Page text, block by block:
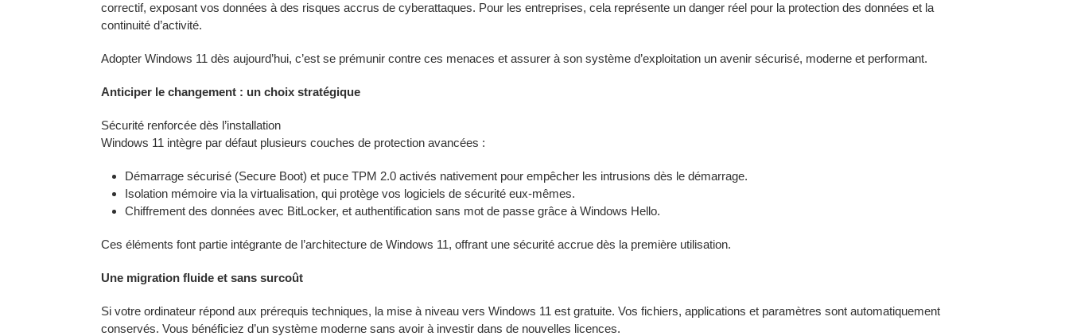
correctif, exposant vos données à des risques accrus de cyberattaques. Pour les entreprises, cela représente un danger réel pour la protection des données et la
continuité d’activité.
Adopter Windows 11 dès aujourd’hui, c’est se prémunir contre ces menaces et assurer à son système d’exploitation un avenir sécurisé, moderne et performant.
Anticiper le changement : un choix stratégique
Sécurité renforcée dès l’installation
Windows 11 intègre par défaut plusieurs couches de protection avancées :
Démarrage sécurisé (Secure Boot) et puce TPM 2.0 activés nativement pour empêcher les intrusions dès le démarrage.
Isolation mémoire via la virtualisation, qui protège vos logiciels de sécurité eux-mêmes.
Chiffrement des données avec BitLocker, et authentification sans mot de passe grâce à Windows Hello.
Ces éléments font partie intégrante de l’architecture de Windows 11, offrant une sécurité accrue dès la première utilisation.
Une migration fluide et sans surcoût
Si votre ordinateur répond aux prérequis techniques, la mise à niveau vers Windows 11 est gratuite. Vos fichiers, applications et paramètres sont automatiquement
conservés. Vous bénéficiez d’un système moderne sans avoir à investir dans de nouvelles licences.